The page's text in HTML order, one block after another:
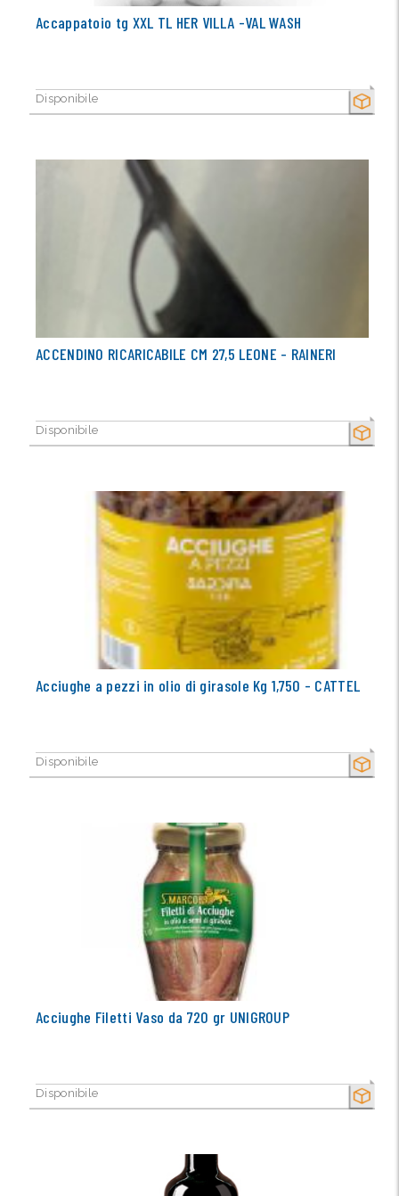
SECCO
Accappatoio tg XXL TL HER VILLA -VAL WASH
Disponibile
SECCO
ACCENDINO RICARICABILE CM 27,5 LEONE - RAINERI
Disponibile
SECCO
Acciughe a pezzi in olio di girasole Kg 1,750 - CATTEL
Disponibile
SECCO
Acciughe Filetti Vaso da 720 gr UNIGROUP
Disponibile